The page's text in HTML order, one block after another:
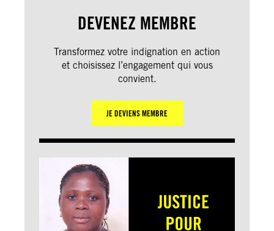
DEVENEZ MEMBRE
Transformez votre indignation en action
et choisissez l’engagement qui vous
convient.
JE DEVIENS MEMBRE